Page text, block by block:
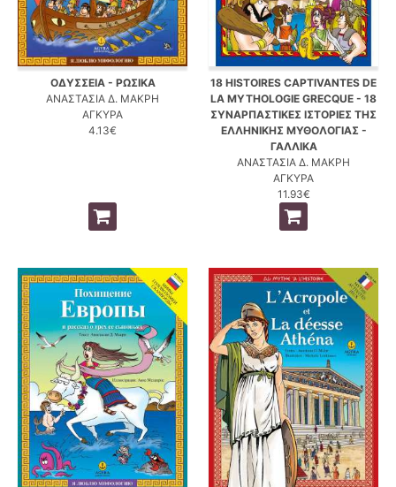
ΟΔΥΣΣΕΙΑ - ΡΩΣΙΚΑ
ΑΝΑΣΤΑΣΙΑ Δ. ΜΑΚΡΗ
ΑΓΚΥΡΑ
4.13€
18 HISTOIRES CAPTIVANTES DE
LA MYTHOLOGIE GRECQUE - 18
ΣΥΝΑΡΠΑΣΤΙΚΕΣ ΙΣΤΟΡΙΕΣ ΤΗΣ
ΕΛΛΗΝΙΚΗΣ ΜΥΘΟΛΟΓΙΑΣ -
ΓΑΛΛΙΚΑ
ΑΝΑΣΤΑΣΙΑ Δ. ΜΑΚΡΗ
ΑΓΚΥΡΑ
11.93€